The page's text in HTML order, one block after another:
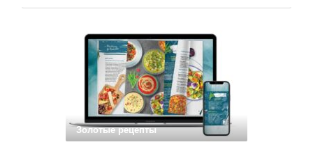
специального оборудования, однако на практике сделать
кухне. Главное — …
Золотые рецепты